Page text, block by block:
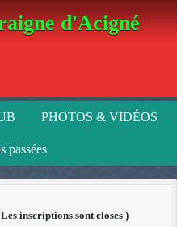
d'Acigné
PHOTOS & VIDÉOS
passées
inscriptions sont closes )